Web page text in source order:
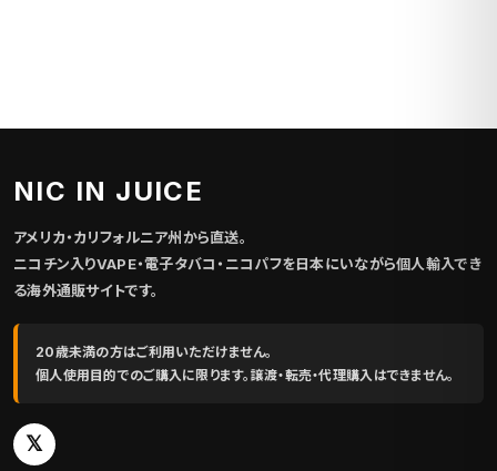
NIC IN JUICE
アメリカ・カリフォルニア州から直送。
ニコチン入りVAPE・電子タバコ・ニコパフを日本にいながら個人輸入でき
る海外通販サイトです。
20歳未満の方はご利用いただけません。
個人使用目的でのご購入に限ります。譲渡・転売・代理購入はできません。
𝕏